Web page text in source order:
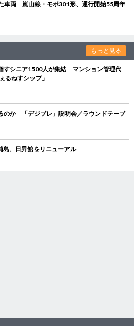
車両 嵐山線・モボ301形、運行開始55周年
もっと見る
すシニア1500人が集結 マンション管理代
るねすシップ」
のか 「デジブレ」説明会／ラウンドテーブ
、日昇館をリニューアル